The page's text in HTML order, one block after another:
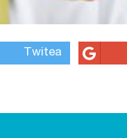
Twitea